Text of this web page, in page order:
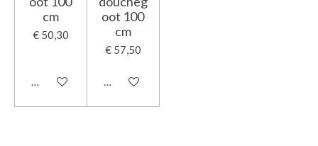
cm
€ 50,30
In winkelwagen
oot 100
cm
€ 57,50
In winkelwagen